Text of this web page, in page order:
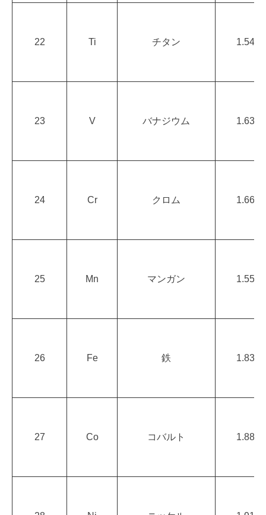
22 Ti チタン 1.54
23 V バナジウム 1.63
24 Cr クロム 1.66
25 Mn マンガン 1.55
26 Fe 鉄 1.83
27 Co コバルト 1.88